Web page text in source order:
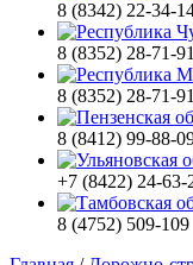
8 (8342) 22-34-
8 (8352) 28-71-91
8 (8352) 28-71-91
8 (8412) 99-88-
+7 (8422) 24-63-
8 (4752) 509-109